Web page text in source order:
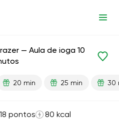
— Aula de ioga 10
20 min 25 min 30
pontos 80 kcal